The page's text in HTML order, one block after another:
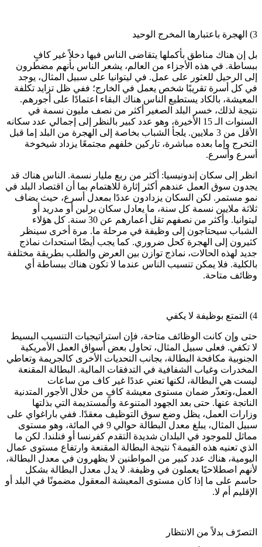
3) الهجرة باعتبارها المخرج الوحيد
بل إن هناك مناطق بأكملها يتقاضى الناس فيها دخلاً غير كافٍ
ببساطة. في هذه الأجزاء من العالم، يشعر الناس بأنهم مضطرون
إلى الرحيل للعثور على عمل. في ليتوانيا على سبيل المثال، يوجد
في كل أسرة تقريبًا شخص يعمل في الخارج؛ ففي ظل تزايد تكلفة
المعيشة، بالكاد يستطيع الناس هناك البقاء اعتمادًا على أجورهم.
نتيجة لذلك، خسر البلد الصغير أكثر من نصف مليون نسمة في
السنوات الـ 15 الأخيرة، وهو عدد كبير بالنظر إلى إجمالي عدد سكانه
الأقل من 3 ملايين. يلجأ الشباب بخاصة إلى الهجرة من البلد إما قبل
التخرج وإما بعده مباشرة، تاركين خلفهم مجتمعًا يزداد شيخوخة
أسرع وأسرع.
انظر إلى سكان إندونيسيا: أكثر من ربع مليار نسمة. الناس هناك قد
يجدون سوق العمل عندهم أكثر إثارة للاهتمام بما أن اقتصاد البلد في
نمو مستمر. لكن السكان يزدادون عددًا بمعدل أسرع، حيث يضاف
ثلاثة ملايين نسمة كل سنة، ما يعادل سكان برلين أو مدريد أو
ليتوانيا. وأكثر من نصفهم تقل أعمارهم عن 30 سنة. كل هؤلاء
الشباب سيحتاجون إلى وظيفة في مرحلة ما. مرة أخرى سينظر
كثيرون إلى الهجرة كحل ضروري. كما يجب أيضًا استحداث نماذج
جديد لهذه الحالات، نماذج توازن بين العرض والطلب بطريقة مختلفة
بالكلية. فلا يمكن تنسيب الناس عندما لا تكون هناك ببساطة أي
وظائف متاحة.
4) التمتع بوظيفة لا يكفي
حتى وإن كانت الوظائف متاحة، فإن استراتيجيات التنسيب البسيط
لا تكفي. فعلى سبيل المثال، تحاول بعض أسواق العمل الأمريكية
الجنوبية مكافحة البطالة، بجانب التحديات الأخرى كالجريمة وتعاطي
المخدرات وغياب الشفافية في التدفقات المالية. البطالة المقنعة
ليست هي البطالة، لكنها تعني عددًا غير كاف من ساعات
العمل،وتعذّر ضمان مستوى معيشة كافٍ من خلال الأجور المتدنية
الناتجة عنها. حتى بعد الجهود المتنوعة والمستديمة التي بذلتها
وزارات العمل، يظل وضع سوق التوظيف معقدًا. ففي باراغواي على
سبيل المثال، يبلغ معدل البطالة حوالي 9 في المائة، وهو مستوى
مماثل للموجود في البلدان شديدة التقدم كفرنسا أو فنلندا. لكن ما
الذي تعنيه هذه القيمة؟ نتيجة البطالة المقنعة وارتفاع مستوى عمال
اليومية، هناك عدد كبير من المواطنين لا يظهرون في معدل البطالة،
لأنهم اصطلاحيًا يعملون في وظيفة. لا يدل معدل البطالة بشكل
حاسم على ما إذا كان مستوى المعيشة المعقول مضمونًا في البلد أو
الإقليم أم لا.
التصرّف بدلاً من الانتظار